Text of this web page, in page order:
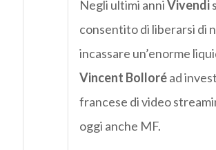
Negli ultimi anniVivendi
consentito di liberarsi di
incassare un’enorme
Vincent Bolloréad
francese di video
oggi anche MF.